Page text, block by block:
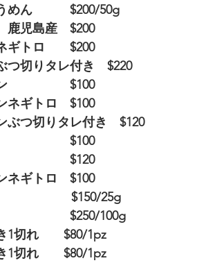
めん　　　$200/50g
鹿児島産　$200
ギトロ　　$200
つ切りタレ付き　$220
　　　　　$100
ネギトロ　$100
ぶつ切りタレ付き　$120
　　　　　$100
　　　　　$120
ネギトロ　$100
　　　　    $150/25g
　　　　　$250/100g
1切れ　　$80/1pz
1切れ　　$80/1pz